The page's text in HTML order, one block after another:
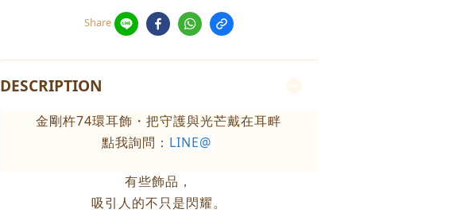
Share
DESCRIPTION
金剛杵74環耳飾・把守護與光芒戴在耳畔
點我詢問： LINE@
有些飾品，
吸引人的不只是閃耀。